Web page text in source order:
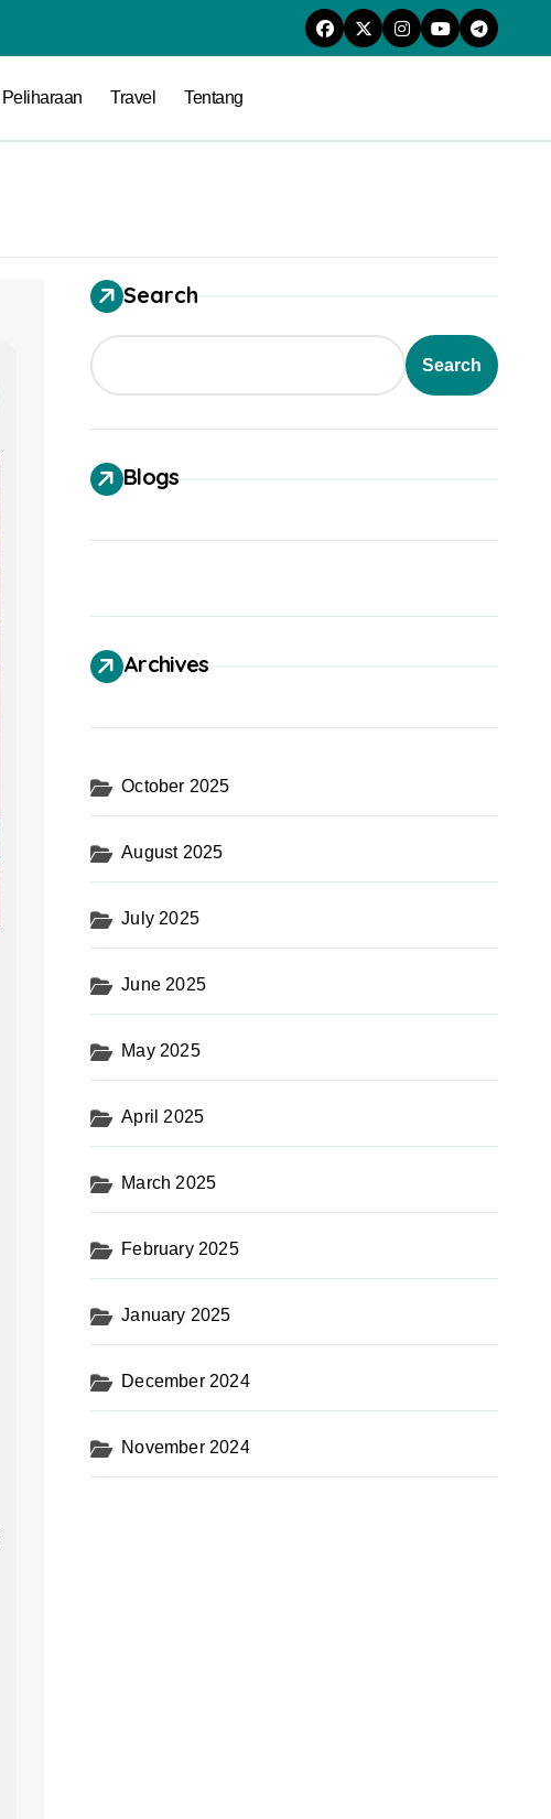
Peliharaan Travel Tentang
Search
Search
Blogs
Archives
October 2025
August 2025
July 2025
June 2025
May 2025
April 2025
March 2025
February 2025
January 2025
December 2024
November 2024